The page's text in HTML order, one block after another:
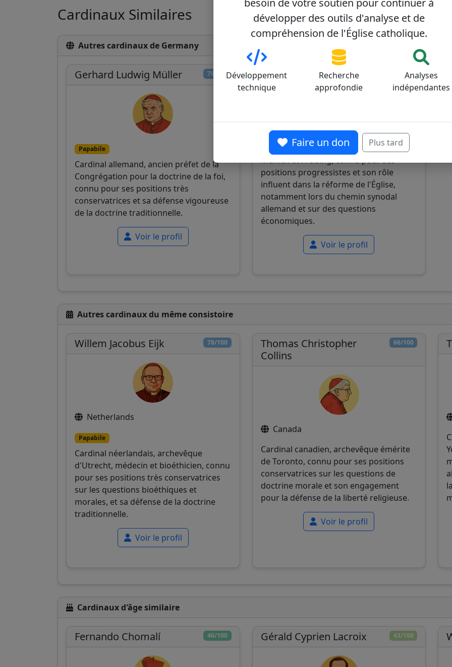
Cardinaux Similaires
Autres cardinaux de Germany
79/100
Gerhard Ludwig Müller
Papabile
Cardinal allemand, ancien préfet de la
Congrégation pour la doctrine de la foi,
connu pour ses positions très
conservatrices et sa défense vigoureuse
de la doctrine traditionnelle.
Voir le profil
16/100
Reinhard Marx
Cardinal allemand, archevêque de
Munich et Freising, connu pour ses
positions progressistes et son rôle
influent dans la réforme de l'Église,
notamment lors du chemin synodal
allemand et sur des questions
économiques.
Voir le profil
Autres cardinaux du même consistoire
78/100
Willem Jacobus Eijk
Netherlands
Papabile
Cardinal néerlandais, archevêque
d'Utrecht, médecin et bioéthicien, connu
pour ses positions très conservatrices
sur les questions bioéthiques et
morales, et sa défense de la doctrine
traditionnelle.
Voir le profil
66/100
Thomas Christopher
Collins
Canada
Cardinal canadien, archevêque émérite
de Toronto, connu pour ses positions
conservatrices sur les questions de
doctrine morale et son engagement
pour la défense de la liberté religieuse.
Voir le profil
Cardinaux d'âge similaire
46/100
Fernando Chomalí 43/100
Gérald Cyprien Lacroix
développer des outils d'analyse et de
compréhension de l'Église catholique.
Développement
technique
Recherche
approfondie
Analyses
indépendantes
Faire un don Plus tard